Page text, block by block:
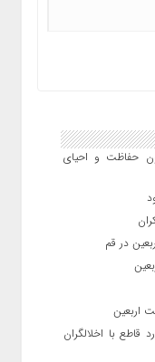
حفاظت و احیای
قاطع با اخلالگران